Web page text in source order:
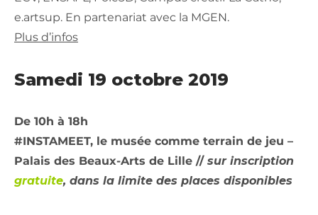
e.artsup. En partenariat avec la MGEN.
Plus d’infos
Samedi 19 octobre 2019
De 10h à 18h
#INSTAMEET, le musée comme terrain de jeu –
Palais des Beaux-Arts de Lille // sur inscription
gratuite, dans la limite des places disponibles